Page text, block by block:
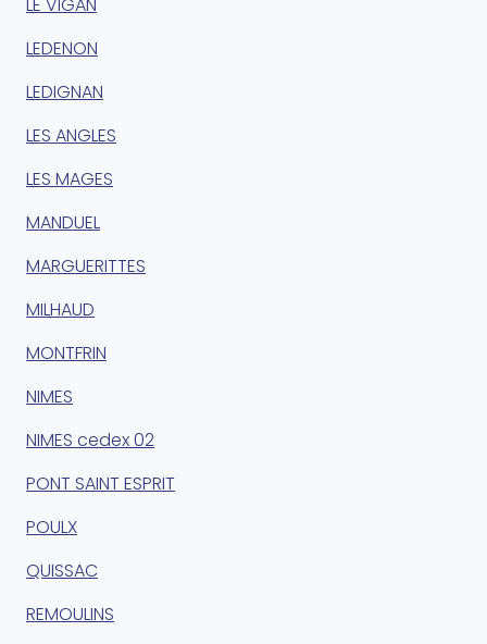
LEDENON
LEDIGNAN
LES ANGLES
LES MAGES
MANDUEL
MARGUERITTES
MILHAUD
MONTFRIN
NIMES
NIMES cedex 02
PONT SAINT ESPRIT
POULX
QUISSAC
REMOULINS